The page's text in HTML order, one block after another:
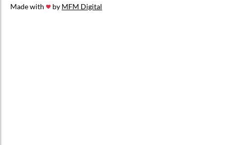
Made with
by MFM Digital